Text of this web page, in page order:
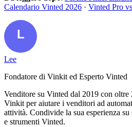
Calendario Vinted 2026 · Vinted Pro
Lee
Fondatore di Vinkit ed Esperto Vinted
Venditore su Vinted dal 2019 con oltre
Vinkit per aiutare i venditori ad
attività. Condivide la sua esperienza
e strumenti Vinted.